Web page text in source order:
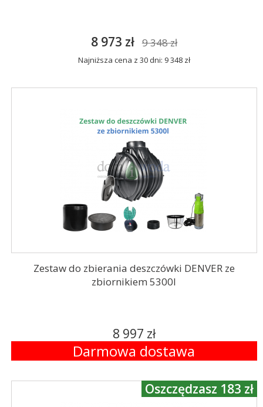
8 973 zł 9 348 zł
Najniższa cena z 30 dni: 9 348 zł
Zestaw do zbierania deszczówki DENVER ze
zbiornikiem 5300l
8 997 zł
Darmowa dostawa
Oszczędzasz 183 zł